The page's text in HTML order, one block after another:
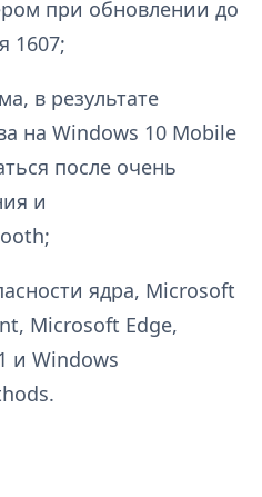
при обновлении до
1607;
в результате
на Windows 10 Mobile
после очень
и
ядра, Microsoft
Microsoft Edge,
и Windows